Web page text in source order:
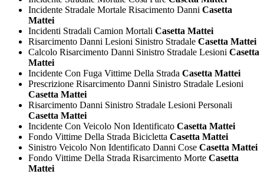
Incidente Stradale Mortale Risacimento Danni Casetta
Mattei
Incidenti Stradali Camion Mortali Casetta Mattei
Risarcimento Danni Lesioni Sinistro Stradale Casetta Mattei
Calcolo Risarcimento Danni Sinistro Stradale Lesioni Casetta
Mattei
Incidente Con Fuga Vittime Della Strada Casetta Mattei
Prescrizione Risarcimento Danni Sinistro Stradale Lesioni
Casetta Mattei
Risarcimento Danni Sinistro Stradale Lesioni Personali
Casetta Mattei
Incidente Con Veicolo Non Identificato Casetta Mattei
Fondo Vittime Della Strada Bicicletta Casetta Mattei
Sinistro Veicolo Non Identificato Danni Cose Casetta Mattei
Fondo Vittime Della Strada Risarcimento Morte Casetta
Mattei